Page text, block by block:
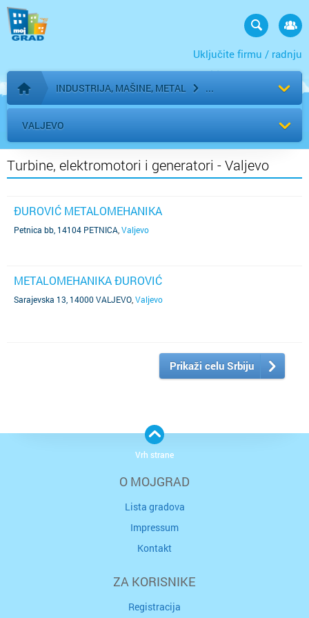
Uključite firmu / radnju
Početna stranica
INDUSTRIJA, MAŠINE, METAL
VALJEVO
Turbine, elektromotori i generatori - Valjevo
ĐUROVIĆ METALOMEHANIKA
Petnica bb, 14104 PETNICA Valjevo
METALOMEHANIKA ĐUROVIĆ
Sarajevska 13, 14000 VALJEVO Valjevo
Prikaži celu Srbiju
O MOJGRAD
Lista gradova
Impressum
Kontakt
ZA KORISNIKE
Registracija
Vrh strane